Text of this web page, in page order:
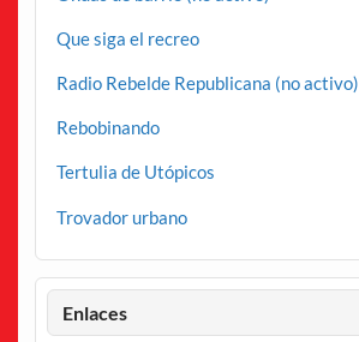
Que siga el recreo
Radio Rebelde Republicana (no activo)
Rebobinando
Tertulia de Utópicos
Trovador urbano
Enlaces